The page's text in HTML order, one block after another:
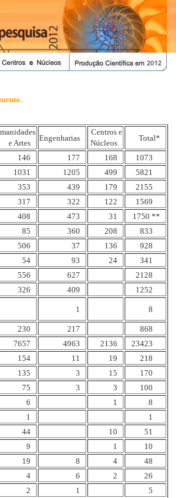
e Artes
Engenharias
Centros e
Núcleos
Total*
146 177 168
1073
1031 1205 499
5821
353 439 179
2155
317 322 122
1569
408 473 31
1750 **
85 360 208
833
506 37 136
928
54 93 24
341
556 627
2128
326 409
1252
1 8
230 217
868
7657 4963 2136
23423
154 11 19
218
135 3 15
170
75 3 3
100
6 1
8
1
1
44 10
51
9 1
10
19 8 4
48
4 6 2
26
2 1
5